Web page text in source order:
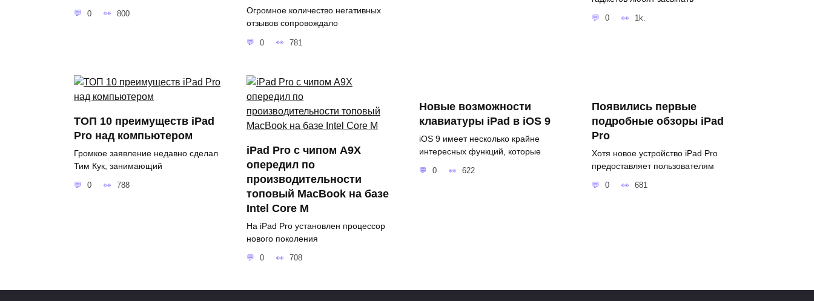
0 800
Огромное количество негативных
отзывов сопровождало
0 781
0 1k.
ТОП 10 преимуществ iPad
Pro над компьютером
Громкое заявление недавно сделал
Тим Кук, занимающий
0 788
iPad Pro с чипом A9X
опередил по
производительности
топовый MacBook на базе
Intel Core M
На iPad Pro установлен процессор
нового поколения
0 708
Новые возможности
клавиатуры iPad в iOS 9
iOS 9 имеет несколько крайне
интересных функций, которые
0 622
Появились первые
подробные обзоры iPad
Pro
Хотя новое устройство iPad Pro
предоставляет пользователям
0 681